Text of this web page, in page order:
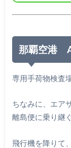
那覇空港
専用手荷物検査
ちなみに、エア
離島便に乗り継
飛行機を降りて